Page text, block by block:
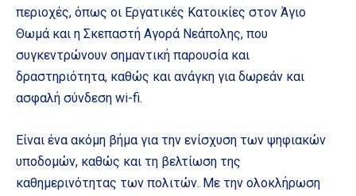
περιοχές, όπως οι Εργατικές Κατοικίες στον Άγιο
Θωμά και η Σκεπαστή Αγορά Νεάπολης, που
συγκεντρώνουν σημαντική παρουσία και
δραστηριότητα, καθώς και ανάγκη για δωρεάν και
ασφαλή σύνδεση wi-fi.
Είναι ένα ακόμη βήμα για την ενίσχυση των ψηφιακών
υποδομών, καθώς και τη βελτίωση της
καθημερινότητας των πολιτών. Με την ολοκλήρωση